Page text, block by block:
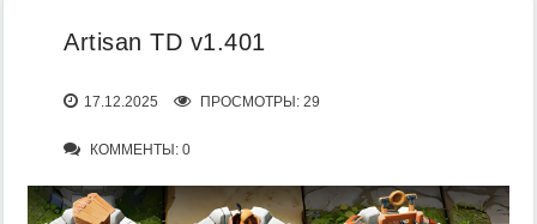
Artisan TD v1.401
17.12.2025 ПРОСМОТРЫ: 29
КОММЕНТЫ: 0